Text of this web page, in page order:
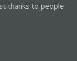
thanks to people